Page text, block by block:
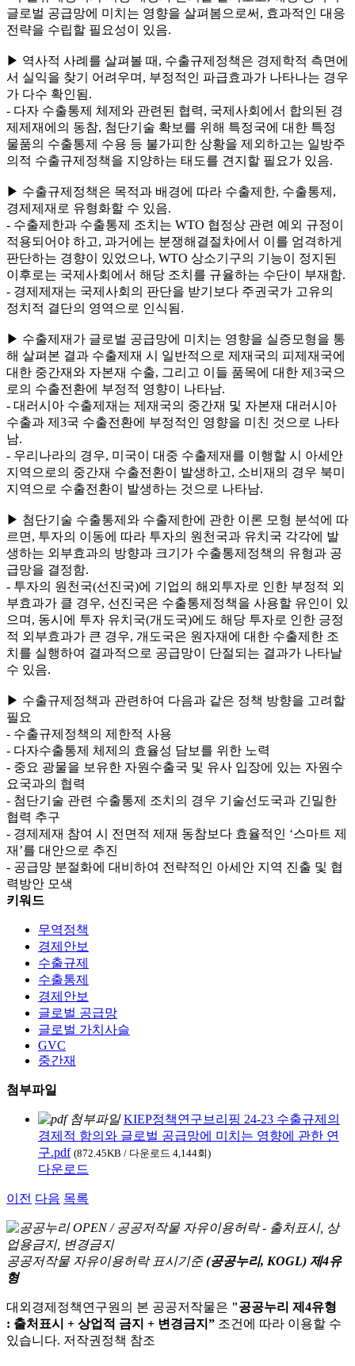
글로벌 공급망에 미치는 영향을 살펴봄으로써, 효과적인 대응
전략을 수립할 필요성이 있음.
▶ 역사적 사례를 살펴볼 때, 수출규제정책은 경제학적 측면에
서 실익을 찾기 어려우며, 부정적인 파급효과가 나타나는 경우
가 다수 확인됨.
- 다자 수출통제 체제와 관련된 협력, 국제사회에서 합의된 경
제제재에의 동참, 첨단기술 확보를 위해 특정국에 대한 특정
물품의 수출통제 수용 등 불가피한 상황을 제외하고는 일방주
의적 수출규제정책을 지양하는 태도를 견지할 필요가 있음.
▶ 수출규제정책은 목적과 배경에 따라 수출제한, 수출통제,
경제제재로 유형화할 수 있음.
- 수출제한과 수출통제 조치는 WTO 협정상 관련 예외 규정이
적용되어야 하고, 과거에는 분쟁해결절차에서 이를 엄격하게
판단하는 경향이 있었으나, WTO 상소기구의 기능이 정지된
이후로는 국제사회에서 해당 조치를 규율하는 수단이 부재함.
- 경제제재는 국제사회의 판단을 받기보다 주권국가 고유의
정치적 결단의 영역으로 인식됨.
▶ 수출제재가 글로벌 공급망에 미치는 영향을 실증모형을 통
해 살펴본 결과 수출제재 시 일반적으로 제재국의 피제재국에
대한 중간재와 자본재 수출, 그리고 이들 품목에 대한 제3국으
로의 수출전환에 부정적 영향이 나타남.
- 대러시아 수출제재는 제재국의 중간재 및 자본재 대러시아
수출과 제3국 수출전환에 부정적인 영향을 미친 것으로 나타
남.
- 우리나라의 경우, 미국이 대중 수출제재를 이행할 시 아세안
지역으로의 중간재 수출전환이 발생하고, 소비재의 경우 북미
지역으로 수출전환이 발생하는 것으로 나타남.
▶ 첨단기술 수출통제와 수출제한에 관한 이론 모형 분석에 따
르면, 투자의 이동에 따라 투자의 원천국과 유치국 각각에 발
생하는 외부효과의 방향과 크기가 수출통제정책의 유형과 공
급망을 결정함.
- 투자의 원천국(선진국)에 기업의 해외투자로 인한 부정적 외
부효과가 클 경우, 선진국은 수출통제정책을 사용할 유인이 있
으며, 동시에 투자 유치국(개도국)에도 해당 투자로 인한 긍정
적 외부효과가 큰 경우, 개도국은 원자재에 대한 수출제한 조
치를 실행하여 결과적으로 공급망이 단절되는 결과가 나타날
수 있음.
▶ 수출규제정책과 관련하여 다음과 같은 정책 방향을 고려할
필요
- 수출규제정책의 제한적 사용
- 다자수출통제 체제의 효율성 담보를 위한 노력
- 중요 광물을 보유한 자원수출국 및 유사 입장에 있는 자원수
요국과의 협력
- 첨단기술 관련 수출통제 조치의 경우 기술선도국과 긴밀한
협력 추구
- 경제제재 참여 시 전면적 제재 동참보다 효율적인 ‘스마트 제
재’를 대안으로 추진
- 공급망 분절화에 대비하여 전략적인 아세안 지역 진출 및 협
력방안 모색
키워드
무역정책
경제안보
수출규제
수출통제
경제안보
글로벌 공급망
글로벌 가치사슬
GVC
중간재
첨부파일
KIEP정책연구브리핑 24-23 수출규제의
경제적 함의와 글로벌 공급망에 미치는 영향에 관한 연
구.pdf (872.45KB / 다운로드 4,144회)
다운로드
이전 다음 목록
공공저작물 자유이용허락 표시기준 (공공누리, KOGL) 제4유
형
대외경제정책연구원의 본 공공저작물은 "공공누리 제4유형
: 출처표시 + 상업적 금지 + 변경금지” 조건에 따라 이용할 수
있습니다. 저작권정책 참조